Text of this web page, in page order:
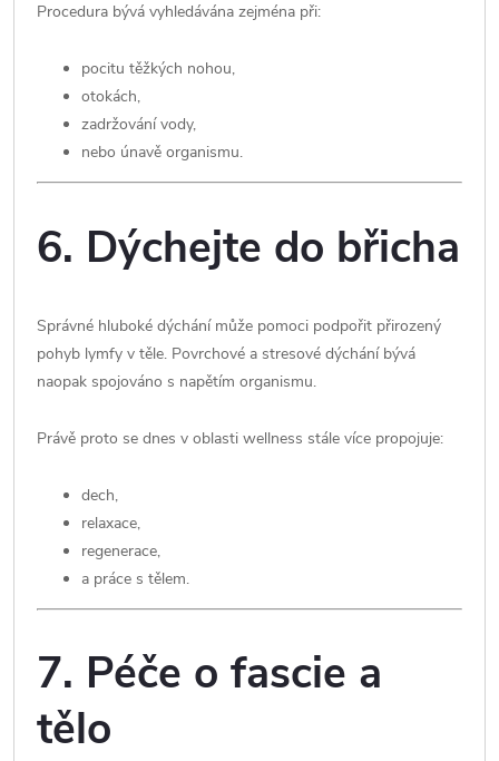
Procedura bývá vyhledávána zejména při:
pocitu těžkých nohou,
otokách,
zadržování vody,
nebo únavě organismu.
6. Dýchejte do břicha
Správné hluboké dýchání může pomoci podpořit přirozený
pohyb lymfy v těle. Povrchové a stresové dýchání bývá
naopak spojováno s napětím organismu.
Právě proto se dnes v oblasti wellness stále více propojuje:
dech,
relaxace,
regenerace,
a práce s tělem.
7. Péče o fascie a
tělo